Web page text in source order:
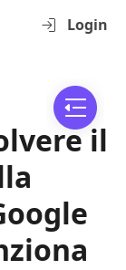
Login
il